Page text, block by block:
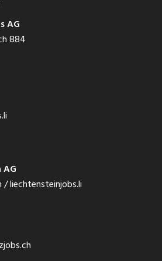
AG
884
liechtensteinjobs.li